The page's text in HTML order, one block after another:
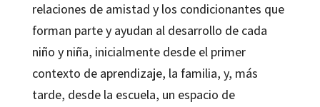
relaciones de amistad y los condicionantes que
forman parte y ayudan al desarrollo de cada
niño y niña, inicialmente desde el primer
contexto de aprendizaje, la familia, y, más
tarde, desde la escuela, un espacio de